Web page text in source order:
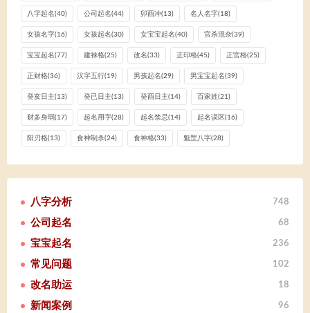
八字起名(40) 公司起名(44) 卯酉冲(13) 名人名字(18)
女孩名字(16) 女孩起名(30) 女宝宝起名(40) 官杀混杂(39)
宝宝起名(77) 建禄格(25) 改名(33) 正印格(45) 正官格(25)
正财格(36) 汉字五行(19) 男孩起名(29) 男宝宝起名(39)
癸亥日主(13) 癸已日主(13) 癸酉日主(14) 百家姓(21)
财多身弱(17) 起名用字(28) 起名禁忌(14) 起名误区(16)
阳刃格(13) 食神制杀(24) 食神格(33) 魁罡八字(28)
八字分析 748
公司起名 68
宝宝起名 236
常见问题 102
改名助运 18
新闻案例 96